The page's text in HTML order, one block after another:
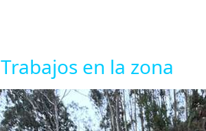
Trabajos en la zona